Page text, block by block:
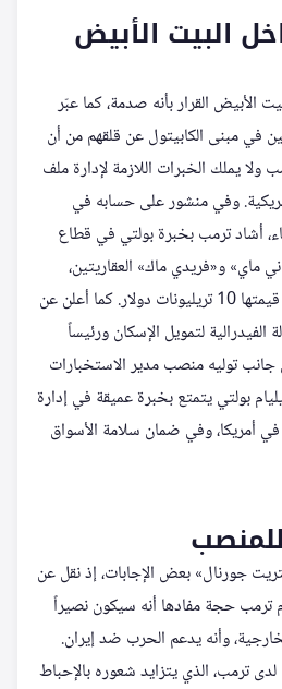
البيت الأبيض
القرار بأنه صدمة، كما عبّر
في مبنى الكابيتول عن قلقهم من أن
يملك الخبرات اللازمة لإدارة ملف
وفي منشور على حسابه في
أشاد ترمب بخبرة بولتي في قطاع
ماي» و«فريدي ماك» العقاريتين،
وإشرافه على أصول تتجاوز قيمتها 10 تريليونات دولار. كما أعلن عن
الفيدرالية لتمويل الإسكان ورئيساً
جانب توليه منصب مدير الاستخبارات
بولتي يتمتع بخبرة عميقة في إدارة
أمريكا، وفي ضمان سلامة الأسواق
جورنال» بعض الإجابات، إذ نقل عن
ترمب حجة مفادها أنه سيكون نصيراً
وأنه يدعم الحرب ضد إيران.
ترمب، الذي يتزايد شعوره بالإحباط